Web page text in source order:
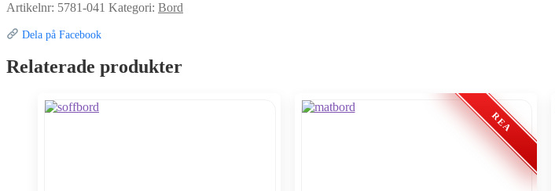
Artikelnr: 5781-041 Kategori: Bord
Dela på Facebook
Relaterade produkter